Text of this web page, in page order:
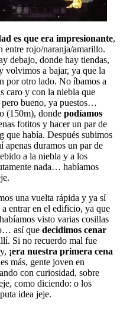
es que era impresionante,
entre rojo/naranja/amarillo.
debajo, donde hay tiendas,
volvimos a bajar, ya que la
por otro lado. No íbamos a
caro y con la niebla que
bueno, ya puestos…
(150m), donde podíamos
fotitos y hacer un par de
que había. Después subimos
duramos un par de
a la niebla y a los
nada… habíamos
una vuelta rápida y ya sí
entrar en el edificio, ya que
visto varias cosillas
así que decidimos cenar
Si no recuerdo mal fue
¡era nuestra primera cena
más, gente joven en
con curiosidad, sobre
como diciendo: o los
idea jeje.